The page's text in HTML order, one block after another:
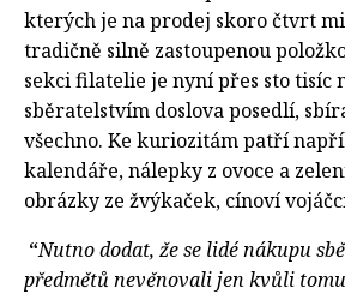
kterých je na prodej skoro čtvrt
tradičně silně zastoupenou
sekci filatelie je nyní přes sto tisíc
sběratelstvím doslova posedlí,
všechno. Ke kuriozitám patří
kalendáře, nálepky z ovoce a
obrázky ze žvýkaček, cínoví
“Nutno dodat, že se lidé nákupu
předmětů nevěnovali jen kvůli